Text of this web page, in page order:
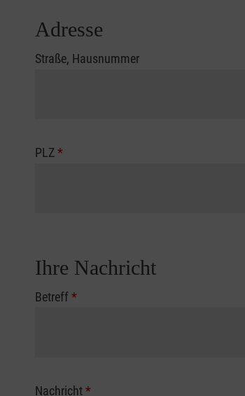
Adresse
Straße, Hausnummer
PLZ*
Ihre Nachricht
Betreff*
Nachricht*